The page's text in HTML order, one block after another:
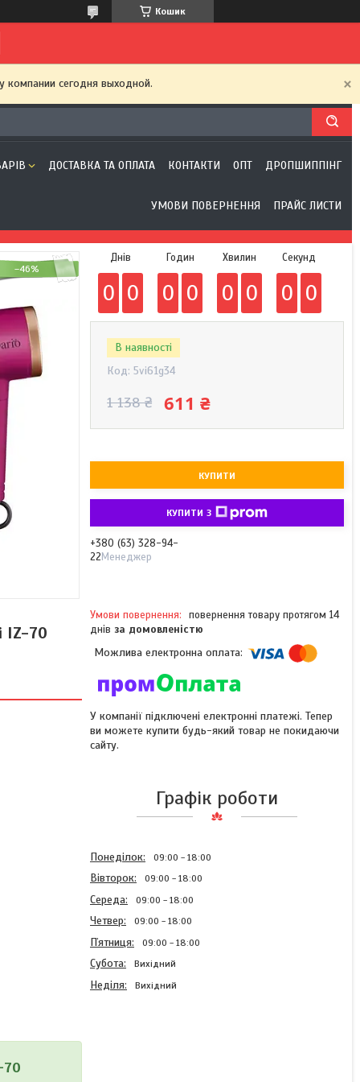
Кошик
компании сегодня выходной.
ДОСТАВКА ТА ОПЛАТА КОНТАКТИ ОПТ ДРОПШИППІНГ
УМОВИ ПОВЕРНЕННЯ ПРАЙС ЛИСТИ
–46%
IZ-70
70
Днів
0 0
Годин
0 0
Хвилин
0 0
Секунд
0 0
В наявності
Код: 5vi61g34
1 138 ₴ 611 ₴
КУПИТИ
КУПИТИ З
+380 (63) 328-94-
22Менеджер
повернення товару протягом 14
днів за домовленістю
У компанії підключені електронні платежі. Тепер
ви можете купити будь-який товар не покидаючи
сайту.
Графік роботи
Понеділок 09:00 18:00
Вівторок 09:00 18:00
Середа 09:00 18:00
Четвер 09:00 18:00
Пʼятниця 09:00 18:00
Субота Вихідний
Неділя Вихідний